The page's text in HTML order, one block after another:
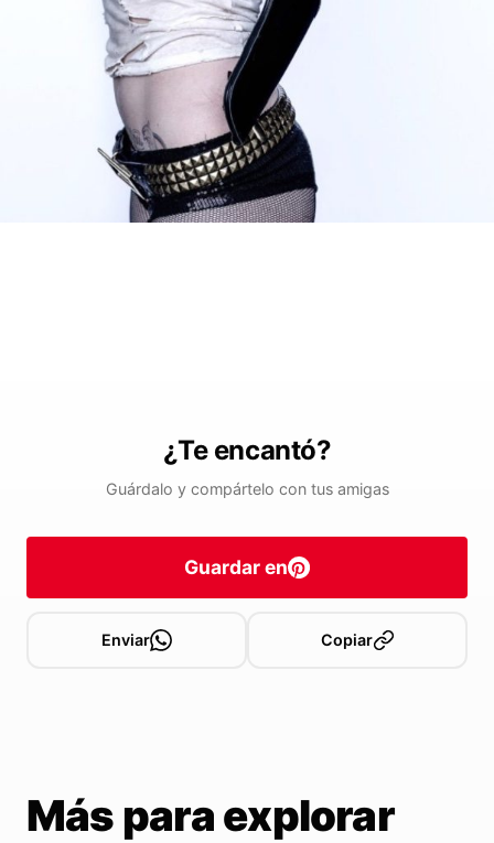
¿Te encantó?
Guárdalo y compártelo con tus amigas
Guardar en
Enviar Copiar
Más para explorar